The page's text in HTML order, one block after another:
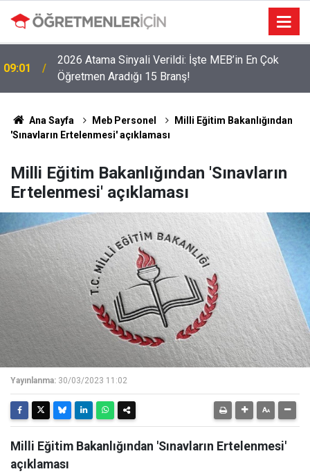
09:01
2026 Atama Sinyali Verildi: İşte MEB’in En Çok
Öğretmen Aradığı 15 Branş!
Ana Sayfa Meb Personel
Milli Eğitim Bakanlığından
'Sınavların Ertelenmesi' açıklaması
Milli Eğitim Bakanlığından 'Sınavların
Ertelenmesi' açıklaması
Yayınlanma: 30/03/2023 11:02
Milli Eğitim Bakanlığından 'Sınavların Ertelenmesi'
açıklaması